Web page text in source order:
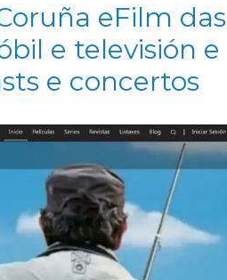
eFilm das
e televisión e
e concertos